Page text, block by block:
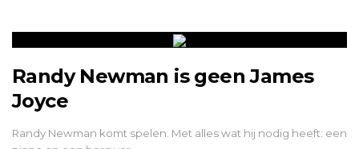
Randy Newman is geen James
Joyce
Randy Newman komt spelen. Met alles wat hij nodig heeft: een